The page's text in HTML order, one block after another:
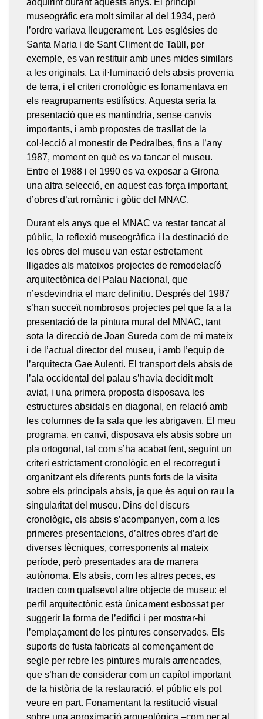
museogràfic era molt similar al del 1934, però
l’ordre variava lleugerament. Les esglésies de
Santa Maria i de Sant Climent de Taüll, per
exemple, es van restituir amb unes mides similars
a les originals. La il·luminació dels absis provenia
de terra, i el criteri cronològic es fonamentava en
els reagrupaments estilístics. Aquesta seria la
presentació que es mantindria, sense canvis
importants, i amb propostes de trasllat de la
col·lecció al monestir de Pedralbes, fins a l’any
1987, moment en què es va tancar el museu.
Entre el 1988 i el 1990 es va exposar a Girona
una altra selecció, en aquest cas força important,
d’obres d’art romànic i gòtic del MNAC.
Durant els anys que el MNAC va restar tancat al
públic, la reflexió museogràfica i la destinació de
les obres del museu van estar estretament
lligades als mateixos projectes de remodelacíó
arquitectònica del Palau Nacional, que
n’esdevindria el marc definitiu. Després del 1987
s’han succeït nombrosos projectes pel que fa a la
presentació de la pintura mural del MNAC, tant
sota la direcció de Joan Sureda com de mi mateix
i de l’actual director del museu, i amb l’equip de
l’arquitecta Gae Aulenti. El transport dels absis de
l’ala occidental del palau s’havia decidit molt
aviat, i una primera proposta disposava les
estructures absidals en diagonal, en relació amb
les columnes de la sala que les abrigaven. El meu
programa, en canvi, disposava els absis sobre un
pla ortogonal, tal com s’ha acabat fent, seguint un
criteri estrictament cronològic en el recorregut i
organitzant els diferents punts forts de la visita
sobre els principals absis, ja que és aquí on rau la
singularitat del museu. Dins del discurs
cronològic, els absis s’acompanyen, com a les
primeres presentacions, d’altres obres d’art de
diverses tècniques, corresponents al mateix
període, però presentades ara de manera
autònoma. Els absis, com les altres peces, es
tracten com qualsevol altre objecte de museu: el
perfil arquitectònic està únicament esbossat per
suggerir la forma de l’edifici i per mostrar-hi
l’emplaçament de les pintures conservades. Els
suports de fusta fabricats al començament de
segle per rebre les pintures murals arrencades,
que s’han de considerar com un capítol important
de la història de la restauració, el públic els pot
veure en part. Fonamentant la restitució visual
sobre una aproximació arqueològica –com per al